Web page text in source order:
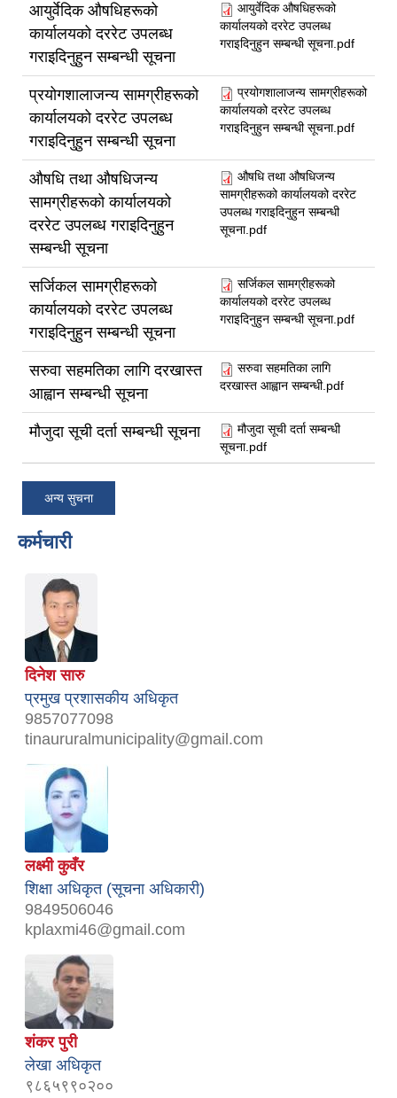
आयुर्वेदिक औषधिहरूको
कार्यालयको दररेट उपलब्ध
गराइदिनुहुन सम्बन्धी सूचना
आयुर्वेदिक औषधिहरूको
कार्यालयको दररेट उपलब्ध
गराइदिनुहुन सम्बन्धी सूचना.pdf
प्रयोगशालाजन्य सामग्रीहरूको
कार्यालयको दररेट उपलब्ध
गराइदिनुहुन सम्बन्धी सूचना
प्रयोगशालाजन्य सामग्रीहरूको
कार्यालयको दररेट उपलब्ध
गराइदिनुहुन सम्बन्धी सूचना.pdf
औषधि तथा औषधिजन्य
सामग्रीहरूको कार्यालयको
दररेट उपलब्ध गराइदिनुहुन
सम्बन्धी सूचना
औषधि तथा औषधिजन्य
सामग्रीहरूको कार्यालयको दररेट
उपलब्ध गराइदिनुहुन सम्बन्धी
सूचना.pdf
सर्जिकल सामग्रीहरूको
कार्यालयको दररेट उपलब्ध
गराइदिनुहुन सम्बन्धी सूचना
सर्जिकल सामग्रीहरूको
कार्यालयको दररेट उपलब्ध
गराइदिनुहुन सम्बन्धी सूचना.pdf
सरुवा सहमतिका लागि दरखास्त
आह्वान सम्बन्धी सूचना
सरुवा सहमतिका लागि
दरखास्त आह्वान सम्बन्धी.pdf
मौजुदा सूची दर्ता सम्बन्धी सूचना
मौजुदा सूची दर्ता सम्बन्धी
सूचना.pdf
अन्य सुचना
कर्मचारी
दिनेश सारु
प्रमुख प्रशासकीय अधिकृत
9857077098
tinaururalmunicipality@gmail.com
लक्ष्मी कुवँर
शिक्षा अधिकृत (सूचना अधिकारी)
9849506046
kplaxmi46@gmail.com
शंकर पुरी
लेखा अधिकृत
९८६५९९०२००